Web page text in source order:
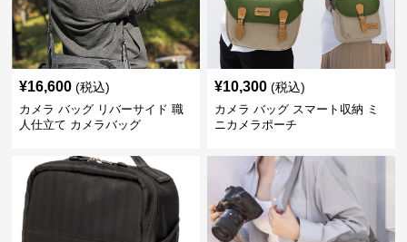
¥16,600 (税込)
カメラ バッグ リバーサイド 職
人仕立て カメラバッグ
¥10,300 (税込)
カメラ バッグ スマート収納 ミ
ニカメラポーチ